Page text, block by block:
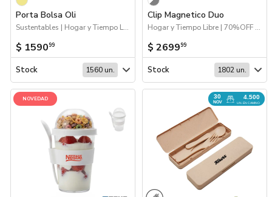
Porta Bolsa Oli
Sustentables | Hogar y Tiempo Libre
$ 159099
Stock 1560 un.
Clip Magnetico Duo
Hogar y Tiempo Libre | 70%OFF Hogar y Tiempo Libre | Escritorio | Próximos Arribos
$ 269999
Stock 1802 un.
NOVEDAD 30
NOV
4.500
UN. EN CAMINO